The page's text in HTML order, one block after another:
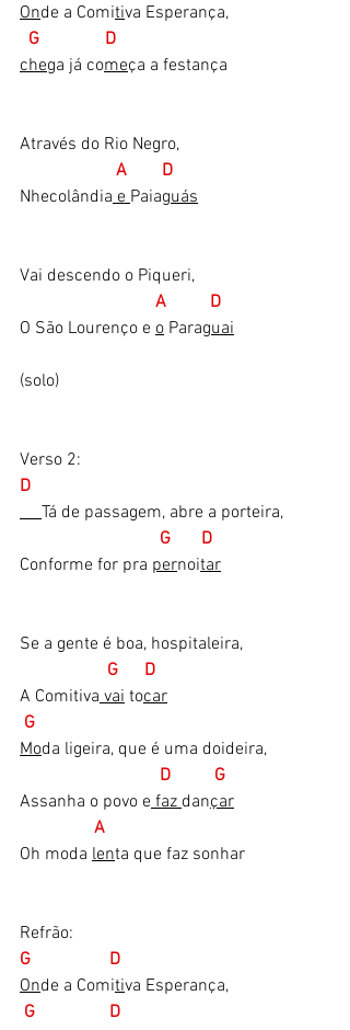
Onde a Comitiva Esperança,
G               D
chega já começa a festança
Através do Rio Negro,
  A        D
Nhecolândia e Paiaguás
Vai descendo o Piqueri,
A          D
O São Lourenço e o Paraguai
(solo)​
Verso 2:
D
Tá de passagem, abre a porteira,
G       D
Conforme for pra pernoitar
Se a gente é boa, hospitaleira,
G      D
A Comitiva vai tocar
G
Moda ligeira, que é uma doideira,
D          G
Assanha o povo e faz dançar
   A
Oh moda lenta que faz sonhar
Refrão:
G                  D
Onde a Comitiva Esperança,
G                 D